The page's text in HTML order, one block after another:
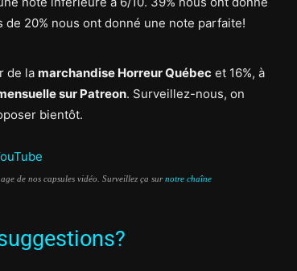
20% nous ont donné une note parfaite!
de la marchandise Horreur Québec et 16%, à
sur Patreon. Surveillez-nous, on
bientôt.
de nos capsules vidéo. Surveillez ça surnotre chaîne